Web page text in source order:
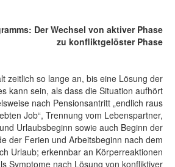
Der Wechsel von aktiver Phase
zu konfliktgelöster Phase
zeitlich so lange an, bis eine Lösung der
kann sein, als dass die Situation aufhört
nach Pensionsantritt „endlich raus
Job“, Trennung vom Lebenspartner,
Urlaubsbeginn sowie auch Beginn der
der Ferien und Arbeitsbeginn nach dem
Urlaub; erkennbar an Körperreaktionen
Symptome nach Lösung von konfliktiver